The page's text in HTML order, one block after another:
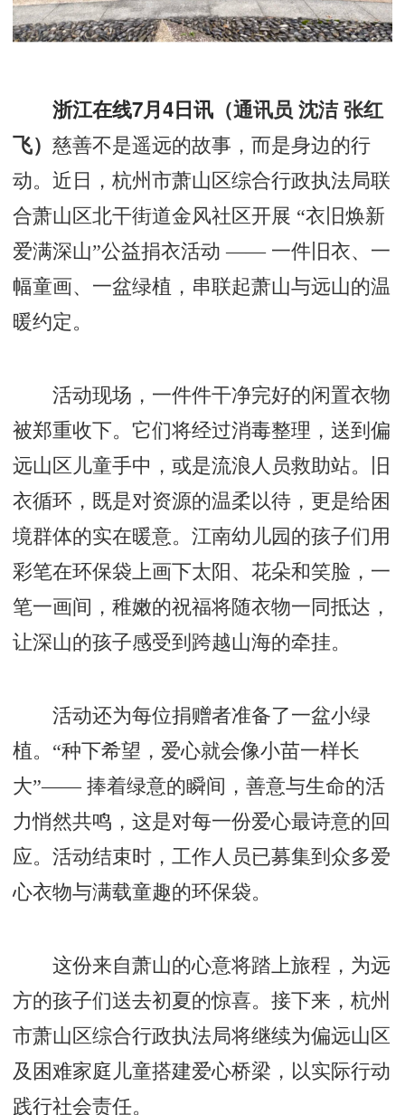
浙江在线7月4日讯 （通讯员 沈洁 张红
飞） 慈善不是遥远的故事，而是身边的行
动。近日，杭州市萧山区综合行政执法局联
合萧山区北干街道金风社区开展 “衣旧焕新
爱满深山”公益捐衣活动 —— 一件旧衣、一
幅童画、一盆绿植，串联起萧山与远山的温
暖约定。
活动现场，一件件干净完好的闲置衣物
被郑重收下。它们将经过消毒整理，送到偏
远山区儿童手中，或是流浪人员救助站。旧
衣循环，既是对资源的温柔以待，更是给困
境群体的实在暖意。江南幼儿园的孩子们用
彩笔在环保袋上画下太阳、花朵和笑脸，一
笔一画间，稚嫩的祝福将随衣物一同抵达，
让深山的孩子感受到跨越山海的牵挂。
活动还为每位捐赠者准备了一盆小绿
植。“种下希望，爱心就会像小苗一样长
大”—— 捧着绿意的瞬间，善意与生命的活
力悄然共鸣，这是对每一份爱心最诗意的回
应。活动结束时，工作人员已募集到众多爱
心衣物与满载童趣的环保袋。
这份来自萧山的心意将踏上旅程，为远
方的孩子们送去初夏的惊喜。接下来，杭州
市萧山区综合行政执法局将继续为偏远山区
及困难家庭儿童搭建爱心桥梁，以实际行动
践行社会责任。